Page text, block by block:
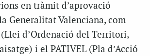
en tràmit d’aprovació
Generalitat Valenciana, com
(Llei d’Ordenació del Territori,
i el PATIVEL (Pla d’Acció